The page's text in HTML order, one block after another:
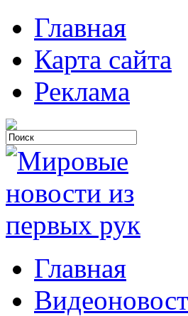
Главная
Карта сайта
Реклама
Главная